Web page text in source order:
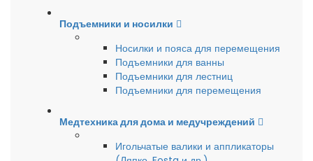
Подъемники и носилки
Носилки и пояса для перемещения
Подъемники для ванны
Подъемники для лестниц
Подъемники для перемещения
Медтехника для дома и медучреждений
Игольчатые валики и аппликаторы